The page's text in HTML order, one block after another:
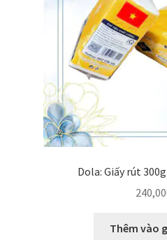
Dola: Giấy rút
Thêm vào